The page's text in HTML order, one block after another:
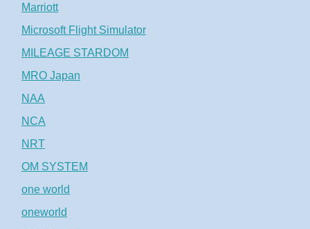
Marriott
Microsoft Flight Simulator
MILEAGE STARDOM
MRO Japan
NAA
NCA
NRT
OM SYSTEM
one world
oneworld